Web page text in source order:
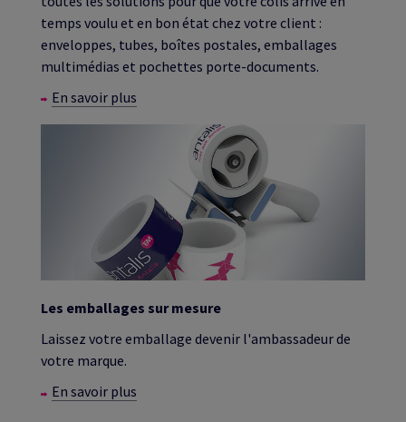
temps voulu et en bon état chez votre client :
enveloppes, tubes, boîtes postales, emballages
multimédias et pochettes porte-documents.
En savoir plus
Les emballages sur mesure
Laissez votre emballage devenir l'ambassadeur de
votre marque.
En savoir plus